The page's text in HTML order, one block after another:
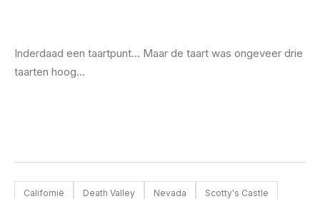
Inderdaad een taartpunt… Maar de taart was ongeveer drie
taarten hoog…
Californië Death Valley Nevada Scotty's Castle